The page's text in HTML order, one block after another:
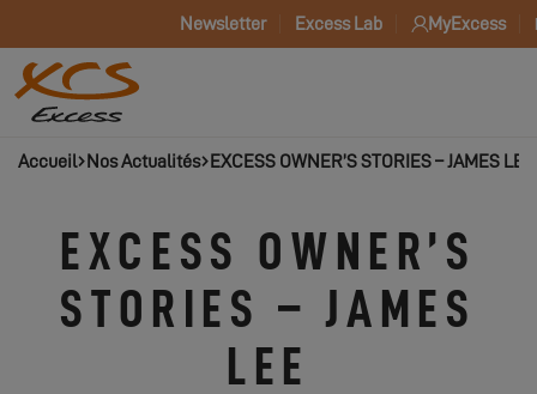
Newsletter Excess Lab MyExcess
Accueil Nos Actualités EXCESS OWNER’S STORIES – JAMES LEE
EXCESS OWNER’S
STORIES – JAMES
LEE